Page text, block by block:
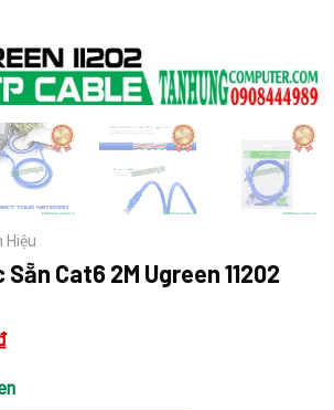
Hiệu
Cat6 2M Ugreen 11202
Giá
hiện
là:
50.000₫.